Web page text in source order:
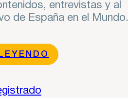
entrevistas y al
de España en el Mundo.